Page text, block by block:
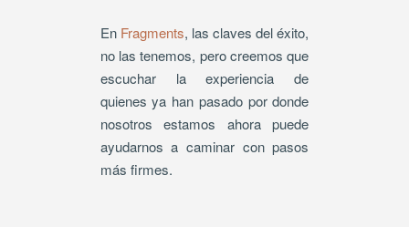
En Fragments, las claves del éxito,
no las tenemos, pero creemos que
escuchar la experiencia de
quienes ya han pasado por donde
nosotros estamos ahora puede
ayudarnos a caminar con pasos
más firmes.